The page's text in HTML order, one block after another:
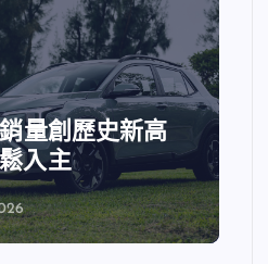
量創歷史新高
入主